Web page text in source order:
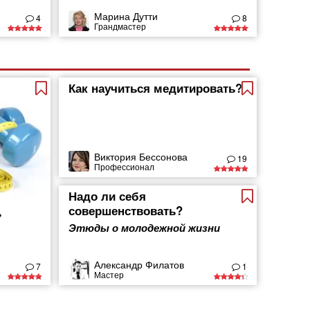
4 Марина Дутти
Грандмастер
8
7
Как научиться медитировать?
Виктория Бессонова
Профессионал
19
Надо ли себя
совершенствовать?
Этюды о молодежной жизни
Александр Филатов
Мастер
1